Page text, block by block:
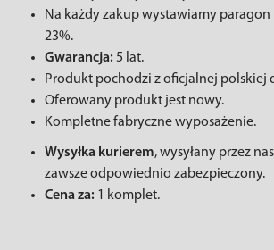
Na każdy zakup wystawiamy
23%.
Gwarancja: 5 lat.
Produkt pochodzi z oficjalnej polskiej
Oferowany produkt jest nowy.
Kompletne fabryczne wyposażenie.
Wysyłka kurierem, wysyłany przez
zawsze odpowiednio zabezpieczony.
Cena za: 1 komplet.